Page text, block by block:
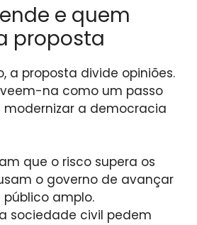
e quem
proposta
a proposta divide opiniões.
na como um passo
modernizar a democracia
que o risco supera os
o governo de avançar
amplo.
sociedade civil pedem